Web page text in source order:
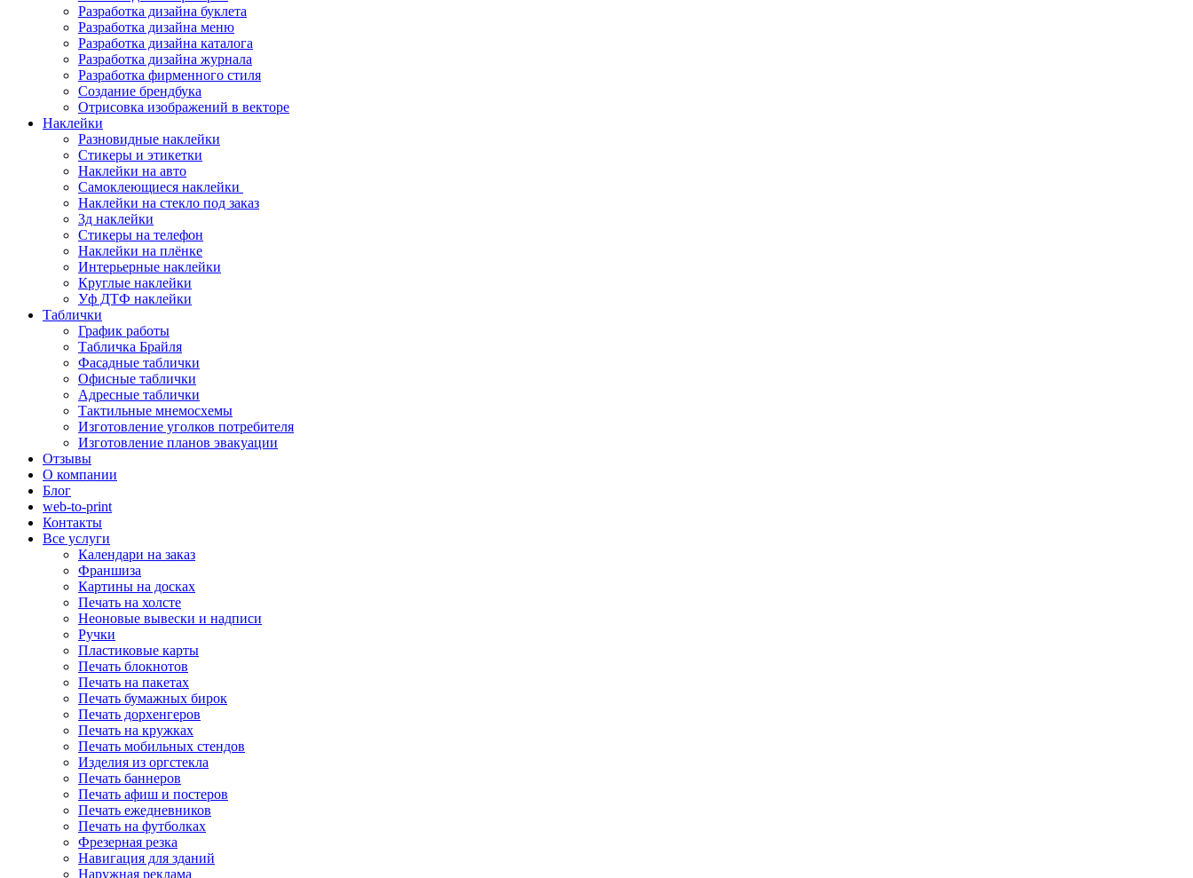
Разработка дизайна буклета
Разработка дизайна меню
Разработка дизайна каталога
Разработка дизайна журнала
Разработка фирменного стиля
Создание брендбука
Отрисовка изображений в векторе
Наклейки
Разновидные наклейки
Стикеры и этикетки
Наклейки на авто
Самоклеющиеся наклейки
Наклейки на стекло под заказ
3д наклейки
Cтикеры на телефон
Наклейки на плёнке
Интерьерные наклейки
Круглые наклейки
Уф ДТФ наклейки
Таблички
График работы
Табличка Брайля
Фасадные таблички
Офисные таблички
Адресные таблички
Тактильные мнемосхемы
Изготовление уголков потребителя
Изготовление планов эвакуации
Отзывы
О компании
Блог
web-to-print
Контакты
Все услуги
Календари на заказ
Франшиза
Картины на досках
Печать на холсте
Неоновые вывески и надписи
Ручки
Пластиковые карты
Печать блокнотов
Печать на пакетах
Печать бумажных бирок
Печать дорхенгеров
Печать на кружках
Печать мобильных стендов
Изделия из оргстекла
Печать баннеров
Печать афиш и постеров
Печать ежедневников
Печать на футболках
Фрезерная резка
Навигация для зданий
Наружная реклама